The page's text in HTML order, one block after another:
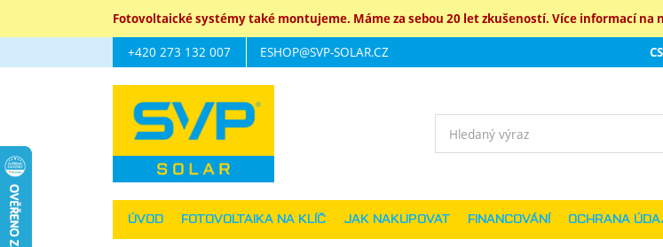
Fotovoltaické systémy také montujeme. Máme za sebou 20 let zkušeností. Více informací na
Navigace
+420 273 132 007 ESHOP@SVP-SOLAR.CZ
ÚVOD FOTOVOLTAIKA NA KLÍČ JAK NAKUPOVAT FINANCOVÁNÍ OCHRANA
CS
Vyhledávání